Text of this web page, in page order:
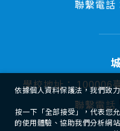
聯繫電話
學校地址： 100006
聯繫電話
依據個人資料保護法，我們致
按一下「全部接受」，代表您
的使用體驗、協助我們分析網